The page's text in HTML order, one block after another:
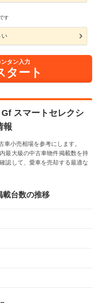
す
い
タン入力
タート
スマートセレクシ
報
小売相場を参考にします。
最大級の中古車物件掲載数を持
認して、愛車を売却する最適な
載台数の推移